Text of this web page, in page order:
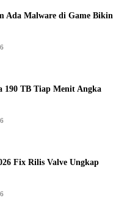
Ada Malware di Game Bikin
190 TB Tiap Menit Angka
Fix Rilis Valve Ungkap